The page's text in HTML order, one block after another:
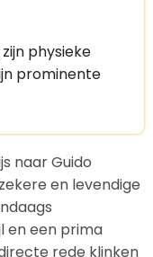
physieke
prominente
naar Guido
en levendige
en een prima
rede klinken